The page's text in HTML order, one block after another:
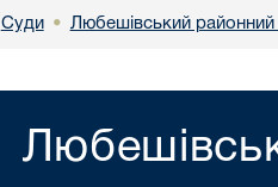
Суди • Любешівський районний